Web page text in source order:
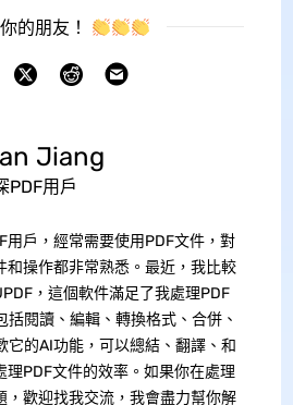
的朋友！
Jiang
PDF用戶
用戶，經常需要使用PDF文件，對
和操作都非常熟悉。最近，我比較
，這個軟件滿足了我處理PDF
括閱讀、編輯、轉換格式、合併、
它的AI功能，可以總結、翻譯、和
理PDF文件的效率。如果你在處理
，歡迎找我交流，我會盡力幫你解